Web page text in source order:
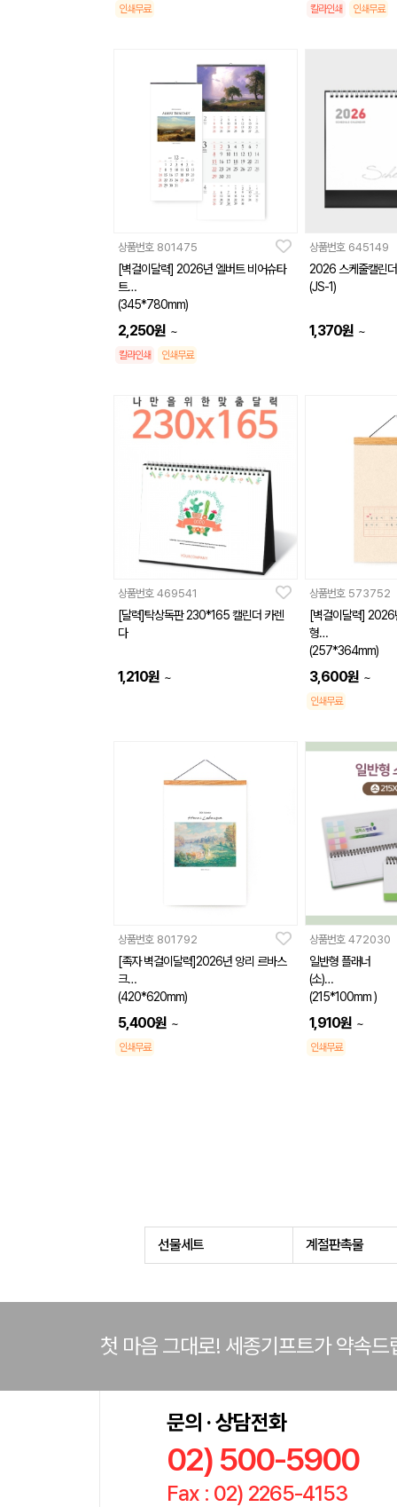
인쇄무료 칼라인쇄 인쇄무료
상품번호 801475
[벽걸이달력] 2026년 엘버트 비어슈타
트
(345*780mm)
2,250원 ~
칼라인쇄 인쇄무료
상품번호 645149
2026 스케줄캘린더
(JS-1)
1,370원 ~
상품번호 469541
[달력]탁상독판 230*165 캘린더 카렌
다
1,210원 ~
상품번호 573752
[벽걸이달력] 2026
형
(257*364mm)
3,600원 ~
인쇄무료
상품번호 801792
[족자 벽걸이달력]2026년 앙리 르바스
크
(420*620mm)
5,400원 ~
인쇄무료
상품번호 472030
일반형 플래너
(소)
(215*100mm )
1,910원 ~
인쇄무료
선물세트 계절판촉물
첫 마음 그대로! 세종기프트가 약속드
문의 · 상담전화
02) 500-5900
Fax : 02) 2265-4153